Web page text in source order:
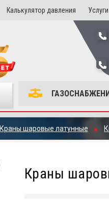
Калькулятор давления Услуги
Краны шаровые латунные
Краны